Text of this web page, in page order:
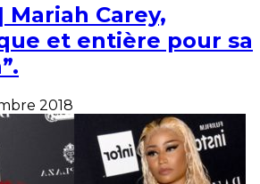
Mariah Carey,
et entière pour sa
2018